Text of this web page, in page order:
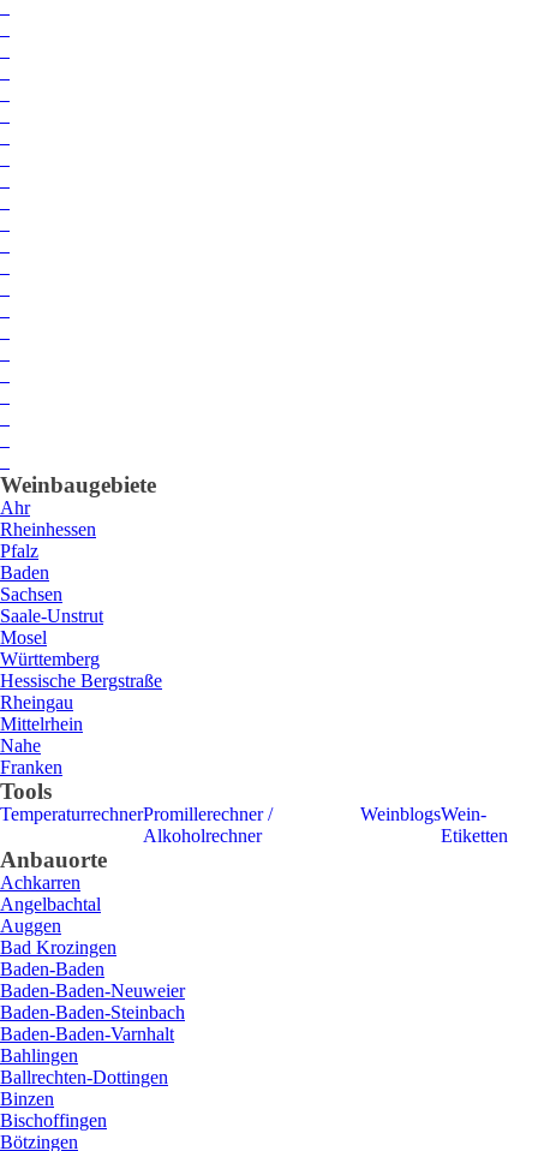
Weinbaugebiete
Ahr
Rheinhessen
Pfalz
Baden
Sachsen
Saale-Unstrut
Mosel
Württemberg
Hessische Bergstraße
Rheingau
Mittelrhein
Nahe
Franken
Tools
TemperaturrechnerPromillerechner /
Alkoholrechner
WeinblogsWein-
Etiketten
Anbauorte
Achkarren
Angelbachtal
Auggen
Bad Krozingen
Baden-Baden
Baden-Baden-Neuweier
Baden-Baden-Steinbach
Baden-Baden-Varnhalt
Bahlingen
Ballrechten-Dottingen
Binzen
Bischoffingen
Bötzingen